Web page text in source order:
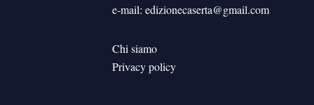
e-mail: edizionecaserta@gmail.com
Chi siamo
Privacy policy